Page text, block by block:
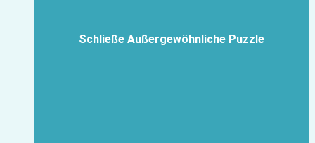
Schließe Außergewöhnliche Puzzle